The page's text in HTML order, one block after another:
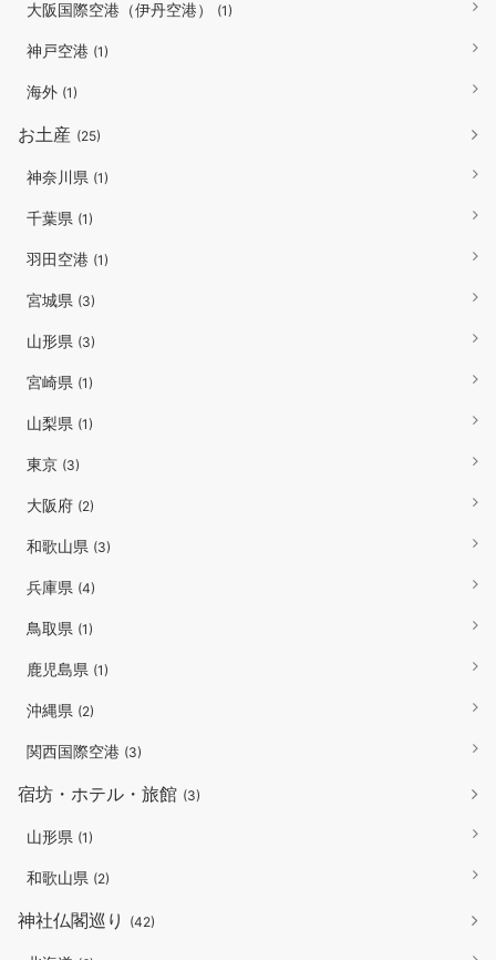
大阪国際空港（伊丹空港） (1)
神戸空港 (1)
海外 (1)
お土産 (25)
神奈川県 (1)
千葉県 (1)
羽田空港 (1)
宮城県 (3)
山形県 (3)
宮崎県 (1)
山梨県 (1)
東京 (3)
大阪府 (2)
和歌山県 (3)
兵庫県 (4)
鳥取県 (1)
鹿児島県 (1)
沖縄県 (2)
関西国際空港 (3)
宿坊・ホテル・旅館 (3)
山形県 (1)
和歌山県 (2)
神社仏閣巡り (42)